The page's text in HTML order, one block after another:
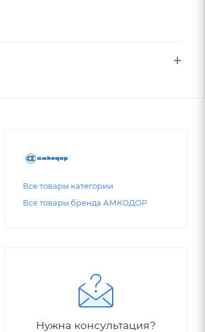
Все товары категории
Все товары бренда АМКОДОР
Нужна консультация?